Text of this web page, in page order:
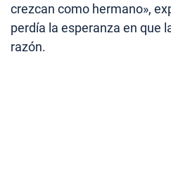
crezcan como hermano»,
perdía la esperanza en que
razón.